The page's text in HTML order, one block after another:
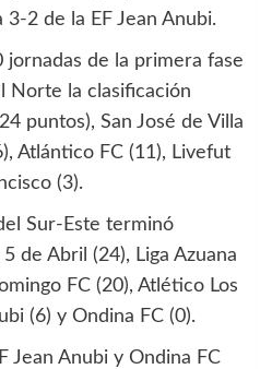
2 de la EF Jean Anubi.
jornadas de la primera fase
Norte la clasificación
puntos), San José de Villa
Atlántico FC (11), Livefut
(3).
Sur-Este terminó
de Abril (24), Liga Azuana
FC (20), Atlético Los
(6) y Ondina FC (0).
Jean Anubi y Ondina FC